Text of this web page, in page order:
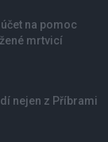
na pomoc
mrtvicí
nejen z Příbrami